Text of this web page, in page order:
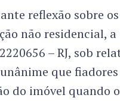
reflexão sobre
não residencial,
– RJ, sob
que
do imóvel quando